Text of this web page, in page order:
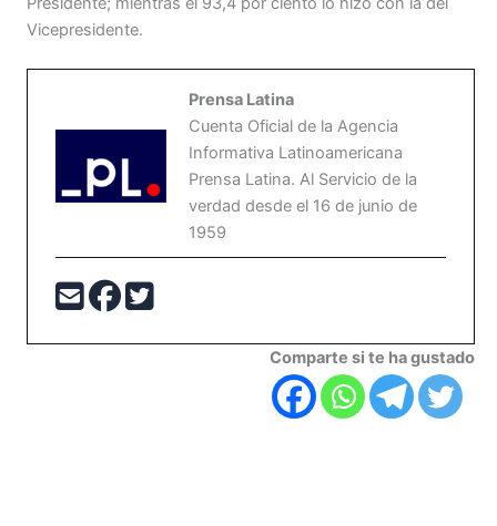
Vicepresidente.
Prensa Latina
Cuenta Oficial de la Agencia
Informativa Latinoamericana
Prensa Latina. Al Servicio de la
verdad desde el 16 de junio de
1959
Comparte si te ha gustado